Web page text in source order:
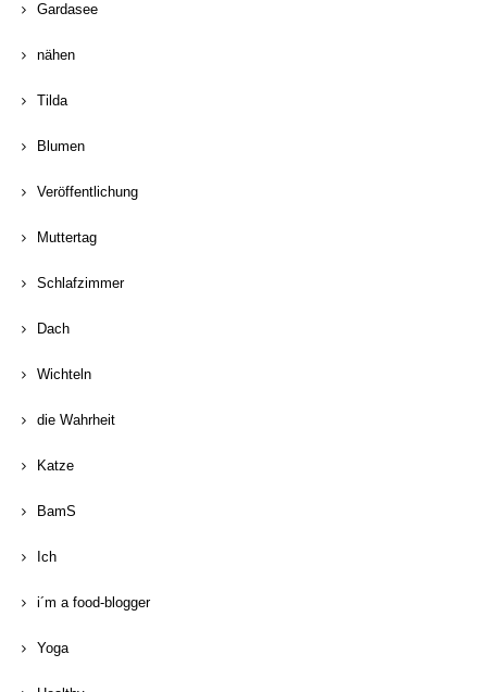
Gardasee
nähen
Tilda
Blumen
Veröffentlichung
Muttertag
Schlafzimmer
Dach
Wichteln
die Wahrheit
Katze
BamS
Ich
i´m a food-blogger
Yoga